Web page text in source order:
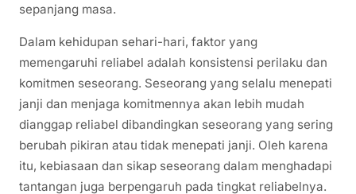
sepanjang masa.
Dalam kehidupan sehari-hari, faktor yang
memengaruhi reliabel adalah konsistensi perilaku dan
komitmen seseorang. Seseorang yang selalu menepati
janji dan menjaga komitmennya akan lebih mudah
dianggap reliabel dibandingkan seseorang yang sering
berubah pikiran atau tidak menepati janji. Oleh karena
itu, kebiasaan dan sikap seseorang dalam menghadapi
tantangan juga berpengaruh pada tingkat reliabelnya.